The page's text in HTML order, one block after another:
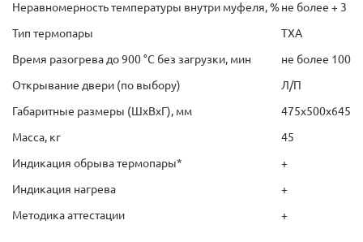
Неравномерность температуры внутри муфеля, %не более + 3
Тип термопары
ТХА
Время разогрева до 900 °С без загрузки, мин
не более 100
Открывание двери (по выбору)
Л/П
Габаритные размеры (ШхВхГ), мм
475х500х645
Масса, кг
45
Индикация обрыва термопары*
+
Индикация нагрева
+
Методика аттестации
+